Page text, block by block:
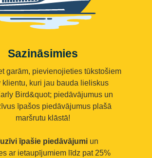
Sazināsimies
garām, pievienojieties tūkstošiem
klientu, kuri jau bauda lieliskus
Bird&quot; piedāvājumus un
īpašos piedāvājumus plašā
maršrutu klāstā!
īpašie piedāvājumi un
ar ietaupījumiem līdz pat 25%